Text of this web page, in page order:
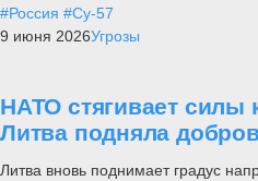
#Россия #Су-57
9 июня 2026Угрозы
НАТО стягивает силы
Литва подняла
Литва вновь поднимает градус